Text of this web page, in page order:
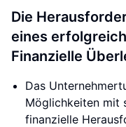
Die
eines
Finanzielle
Das
Möglichkeiten mit
finanzielle